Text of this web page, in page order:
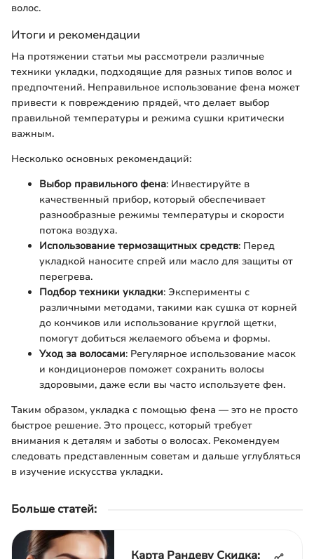
волос.
Итоги и рекомендации
На протяжении статьи мы рассмотрели различные
техники укладки, подходящие для разных типов волос и
предпочтений. Неправильное использование фена может
привести к повреждению прядей, что делает выбор
правильной температуры и режима сушки критически
важным.
Несколько основных рекомендаций:
Выбор правильного фена: Инвестируйте в
качественный прибор, который обеспечивает
разнообразные режимы температуры и скорости
потока воздуха.
Использование термозащитных средств: Перед
укладкой наносите спрей или масло для защиты от
перегрева.
Подбор техники укладки: Эксперименты с
различными методами, такими как сушка от корней
до кончиков или использование круглой щетки,
помогут добиться желаемого объема и формы.
Уход за волосами: Регулярное использование масок
и кондиционеров поможет сохранить волосы
здоровыми, даже если вы часто используете фен.
Таким образом, укладка с помощью фена — это не просто
быстрое решение. Это процесс, который требует
внимания к деталям и заботы о волосах. Рекомендуем
следовать представленным советам и дальше углубляться
в изучение искусства укладки.
Больше статей:
Карта Рандеву Скидка: